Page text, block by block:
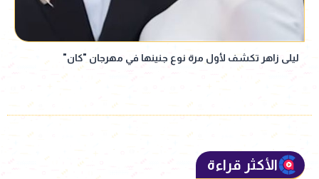
ليلى زاهر تكشف لأول مرة نوع جنينها في مهرجان "كان"
الأكثر قراءة